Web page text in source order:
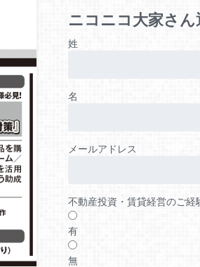
ニコニコ大家さん
姓
名
メールアドレス
不動産投資・賃貸経営のご経
有
無